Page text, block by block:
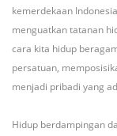
kemerdekaan
menguatkan tatanan
cara kita hidup
persatuan,
menjadi pribadi yang
Hidup berdampingan